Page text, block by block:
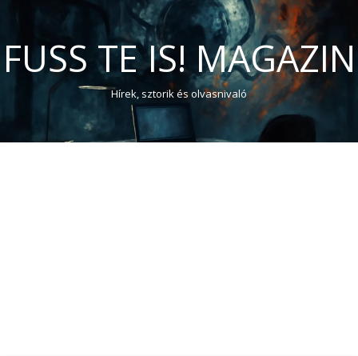
FUSS TE IS! MAGAZIN
Hírek, sztorik és olvasnivaló